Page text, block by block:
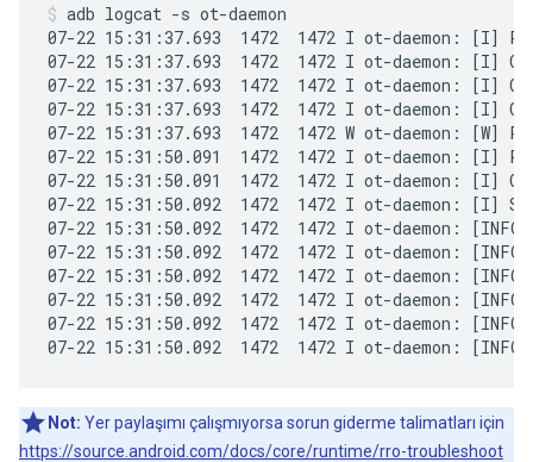
adb logcat -s ot-daemon
07-22 15:31:37.693  1472  1472 I ot-daemon: [I]
07-22 15:31:37.693  1472  1472 I ot-daemon:
07-22 15:31:37.693  1472  1472 I ot-daemon:
07-22 15:31:37.693  1472  1472 I ot-daemon: [I]
07-22 15:31:37.693  1472  1472 W ot-daemon: [W]
07-22 15:31:50.091  1472  1472 I ot-daemon: [I]
07-22 15:31:50.091  1472  1472 I ot-daemon:
07-22 15:31:50.092  1472  1472 I ot-daemon: [I]
07-22 15:31:50.092  1472  1472 I ot-daemon: [INFO]-
07-22 15:31:50.092  1472  1472 I ot-daemon: [INFO]-
07-22 15:31:50.092  1472  1472 I ot-daemon:
07-22 15:31:50.092  1472  1472 I ot-daemon:
07-22 15:31:50.092  1472  1472 I ot-daemon:
07-22 15:31:50.092  1472  1472 I ot-daemon:
Not: Yer paylaşımı çalışmıyorsa sorun giderme talimatları için
https://source.android.com/docs/core/runtime/rro-troubleshoot